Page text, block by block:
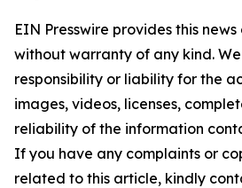
EIN Presswire provides this
without warranty of any kind.
responsibility or liability for the
images, videos, licenses,
reliability of the information
If you have any complaints or
related to this article, kindly